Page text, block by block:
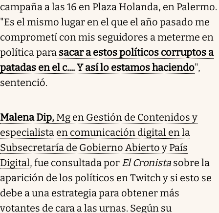
campaña a las 16 en Plaza Holanda, en Palermo.
"Es el mismo lugar en el que el año pasado me
comprometí con mis seguidores a meterme en
política para sacar a estos políticos corruptos a
patadas en el c.... Y así lo estamos haciendo",
sentenció.
Malena Dip, Mg en Gestión de Contenidos y
especialista en comunicación digital en la
Subsecretaría de Gobierno Abierto y País
Digital, fue consultada por El Cronista sobre la
aparición de los políticos en Twitch y si esto se
debe a una estrategia para obtener más
votantes de cara a las urnas. Según su